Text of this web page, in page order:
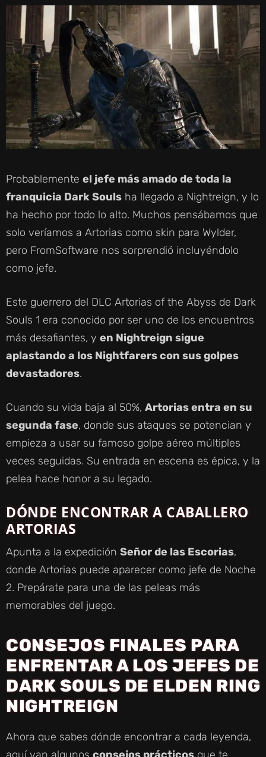
Probablemente el jefe más amado de toda la
franquicia Dark Souls ha llegado a Nightreign, y lo
ha hecho por todo lo alto. Muchos pensábamos que
solo veríamos a Artorias como skin para Wylder,
pero FromSoftware nos sorprendió incluyéndolo
como jefe.
Este guerrero del DLC Artorias of the Abyss de Dark
Souls 1 era conocido por ser uno de los encuentros
más desafiantes, y en Nightreign sigue
aplastando a los Nightfarers con sus golpes
devastadores.
Cuando su vida baja al 50%, Artorias entra en su
segunda fase, donde sus ataques se potencian y
empieza a usar su famoso golpe aéreo múltiples
veces seguidas. Su entrada en escena es épica, y la
pelea hace honor a su legado.
DÓNDE ENCONTRAR A CABALLERO
ARTORIAS
Apunta a la expedición Señor de las Escorias,
donde Artorias puede aparecer como jefe de Noche
2. Prepárate para una de las peleas más
memorables del juego.
CONSEJOS FINALES PARA
ENFRENTAR A LOS JEFES DE
DARK SOULS DE ELDEN RING
NIGHTREIGN
Ahora que sabes dónde encontrar a cada leyenda,